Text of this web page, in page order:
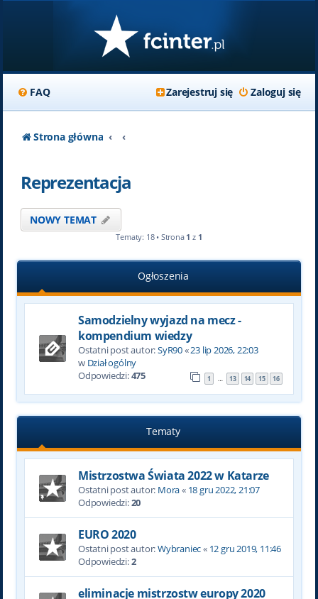
FAQ Zaloguj się
Zarejestruj się
Strona główna
Reprezentacja
NOWY TEMAT
Tematy: 18 • Strona 1 z 1
Ogłoszenia
Samodzielny wyjazd na mecz -
kompendium wiedzy
Ostatni post autor:SyR90«23 lip 2026, 22:03
w Dział ogólny
Odpowiedzi:475 1 … 13 14 15 16
Tematy
Mistrzostwa Świata 2022 w Katarze
Ostatni post autor: Mora« 18 gru 2022, 21:07
Odpowiedzi:20
EURO 2020
Ostatni post autor:Wybraniec« 12 gru 2019, 11:46
Odpowiedzi:2
eliminacje mistrzostw europy 2020